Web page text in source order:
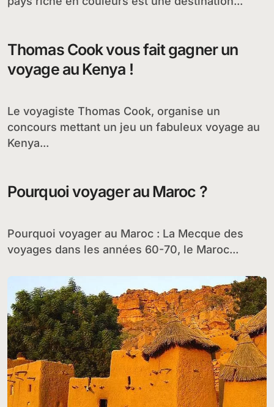
Thomas Cook vous fait gagner un
voyage au Kenya !
Le voyagiste Thomas Cook, organise un
concours mettant un jeu un fabuleux voyage au
Kenya...
Pourquoi voyager au Maroc ?
Pourquoi voyager au Maroc : La Mecque des
voyages dans les années 60-70, le Maroc...